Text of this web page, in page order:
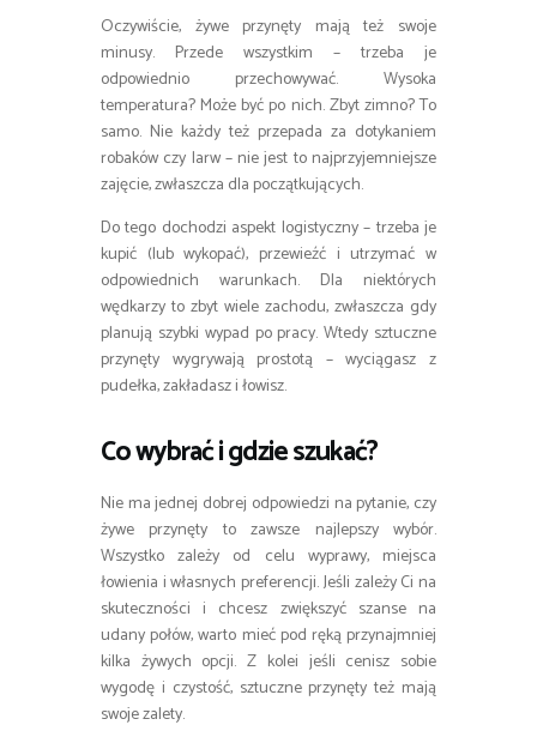
Oczywiście, żywe przynęty mają też swoje
minusy. Przede wszystkim – trzeba je
odpowiednio przechowywać. Wysoka
temperatura? Może być po nich. Zbyt zimno? To
samo. Nie każdy też przepada za dotykaniem
robaków czy larw – nie jest to najprzyjemniejsze
zajęcie, zwłaszcza dla początkujących.
Do tego dochodzi aspekt logistyczny – trzeba je
kupić (lub wykopać), przewieźć i utrzymać w
odpowiednich warunkach. Dla niektórych
wędkarzy to zbyt wiele zachodu, zwłaszcza gdy
planują szybki wypad po pracy. Wtedy sztuczne
przynęty wygrywają prostotą – wyciągasz z
pudełka, zakładasz i łowisz.
Co wybrać i gdzie szukać?
Nie ma jednej dobrej odpowiedzi na pytanie, czy
żywe przynęty to zawsze najlepszy wybór.
Wszystko zależy od celu wyprawy, miejsca
łowienia i własnych preferencji. Jeśli zależy Ci na
skuteczności i chcesz zwiększyć szanse na
udany połów, warto mieć pod ręką przynajmniej
kilka żywych opcji. Z kolei jeśli cenisz sobie
wygodę i czystość, sztuczne przynęty też mają
swoje zalety.